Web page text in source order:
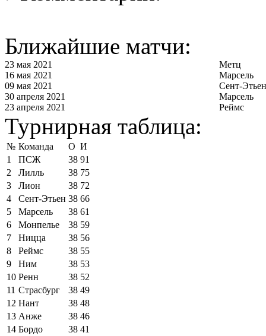
Ближайшие матчи:
23 мая 2021
Метц
16 мая 2021
Марсель
09 мая 2021
Сент-Этьен
30 апреля 2021
Марсель
23 апреля 2021
Реймс
Турнирная таблица:
№ Команда О И
1
ПСЖ 38 91
2
Лилль 38 75
3
Лион 38 72
4
Сент-Этьен 38 66
5
Марсель 38 61
6
Монпелье 38 59
7
Ницца 38 56
8
Реймс 38 55
9
Ним 38 53
10 Ренн 38 52
11 Страсбург 38 49
12 Нант 38 48
13 Анже 38 46
14 Бордо 38 41